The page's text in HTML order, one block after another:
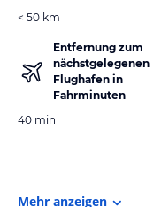
< 50 km
Entfernung zum
nächstgelegenen
Flughafen in
Fahrminuten
40 min
Mehr anzeigen